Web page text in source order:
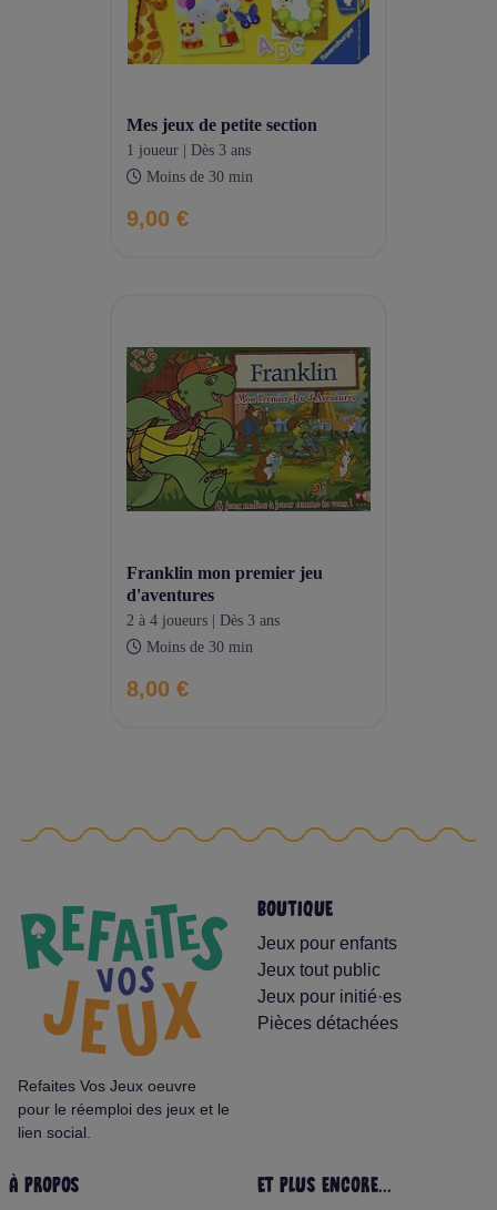
mes jeux de petite section
1 joueur | Dès 3 ans
Moins de 30 min
9,00 €
franklin mon premier jeu
d'aventures
2 à 4 joueurs | Dès 3 ans
Moins de 30 min
8,00 €
Refaites Vos Jeux oeuvre
pour le réemploi des jeux et le
lien social.
BOUTIQUE
Jeux pour enfants
Jeux tout public
Jeux pour initié·es
Pièces détachées
À PROPOS ET PLUS ENCORE...